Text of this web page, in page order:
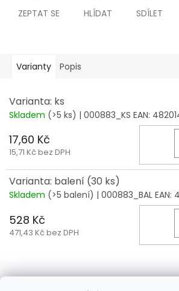
ZEPTAT SE HLÍDAT SDÍLET
Varianty Popis
Varianta: ks
Skladem (>5 ks) | 000883_KS EAN:
17,60 Kč
15,71 Kč bez DPH
Varianta: balení (30 ks)
Skladem (>5 balení) | 000883_BAL EAN:
528 Kč
471,43 Kč bez DPH
Z